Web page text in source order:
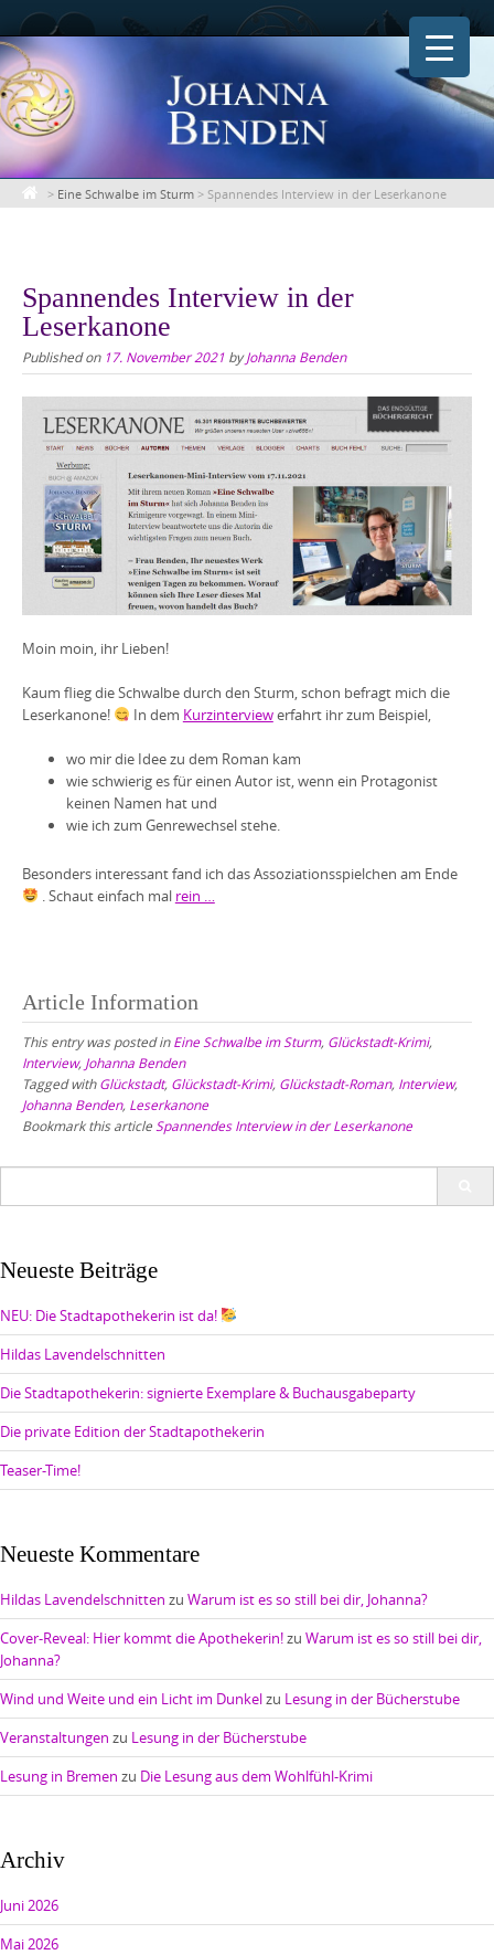
Skip
to
content
> Eine Schwalbe im Sturm > Spannendes Interview in der Leserkanone
Spannendes Interview in der
Leserkanone
Published on 17. November 2021 byJohanna Benden
Moin moin, ihr Lieben!
Kaum flieg die Schwalbe durch den Sturm, schon befragt mich die
Leserkanone!
In dem Kurzinterviewerfahrt ihr zum Beispiel,
wo mir die Idee zu dem Roman kam
wie schwierig es für einen Autor ist, wenn ein Protagonist
keinen Namen hat und
wie ich zum Genrewechsel stehe.
Besonders interessant fand ich das Assoziationsspielchen am Ende
. Schaut einfach mal rein …
Article Information
This entry was posted inEine Schwalbe im Sturm, Glückstadt-Krimi,
Interview, Johanna Benden
Tagged withGlückstadt, Glückstadt-Krimi, Glückstadt-Roman, Interview,
Johanna Benden, Leserkanone
Bookmark this articleSpannendes Interview in der Leserkanone
Neueste Beiträge
NEU: Die Stadtapothekerin ist da!
Hildas Lavendelschnitten
Die Stadtapothekerin: signierte Exemplare & Buchausgabeparty
Die private Edition der Stadtapothekerin
Teaser-Time!
Neueste Kommentare
Hildas Lavendelschnitten zu Warum ist es so still bei dir, Johanna?
Cover-Reveal: Hier kommt die Apothekerin!zu Warum ist es so still bei dir,
Johanna?
Wind und Weite und ein Licht im Dunkelzu Lesung in der Bücherstube
Veranstaltungen zu Lesung in der Bücherstube
Lesung in Bremen zu Die Lesung aus dem Wohlfühl-Krimi
Archiv
Juni 2026
Mai 2026